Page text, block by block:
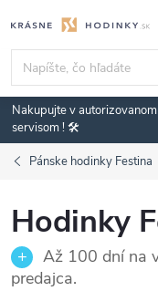
na
obsah
Nakupujte v
servisom ! 🛠️
Pánske hodinky Festina
Hodinky
Až 100 dní na
predajca.